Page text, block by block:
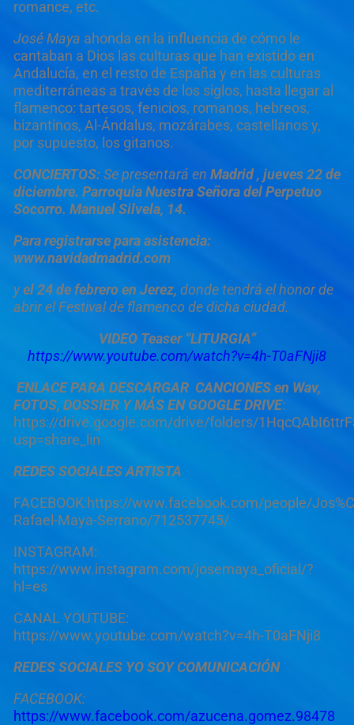
romance, etc.
José Maya ahonda en la influencia de cómo le
cantaban a Dios las culturas que han existido en
Andalucía, en el resto de España y en las culturas
mediterráneas a través de los siglos, hasta llegar al
flamenco: tartesos, fenicios, romanos, hebreos,
bizantinos, Al-Ándalus, mozárabes, castellanos y,
por supuesto, los gitanos.
CONCIERTOS: Se presentará en Madrid , jueves 22 de
diciembre. Parroquia Nuestra Señora del Perpetuo
Socorro. Manuel Silvela, 14.
Para registrarse para asistencia:
www.navidadmadrid.com
yel 24 de febrero en Jerez, donde tendrá el honor de
abrir el Festival de flamenco de dicha ciudad.
VIDEO Teaser “LITURGIA”
https://www.youtube.com/watch?v=4h-T0aFNji8
ENLACE PARA DESCARGAR CANCIONES en Wav,
FOTOS, DOSSIER Y MÁS EN GOOGLE DRIVE:
https://drive.google.com/drive/folders/
usp=share_lin
REDES SOCIALES ARTISTA
FACEBOOK:https://www.facebook.com/people/
Rafael-Maya-Serrano/712537745/
INSTAGRAM:
https://www.instagram.com/josemaya_oficial/?
hl=es
CANAL YOUTUBE:
https://www.youtube.com/watch?v=4h-T0aFNji8
REDES SOCIALES YO SOY COMUNICACIÓN
FACEBOOK:
https://www.facebook.com/azucena.gomez.98478